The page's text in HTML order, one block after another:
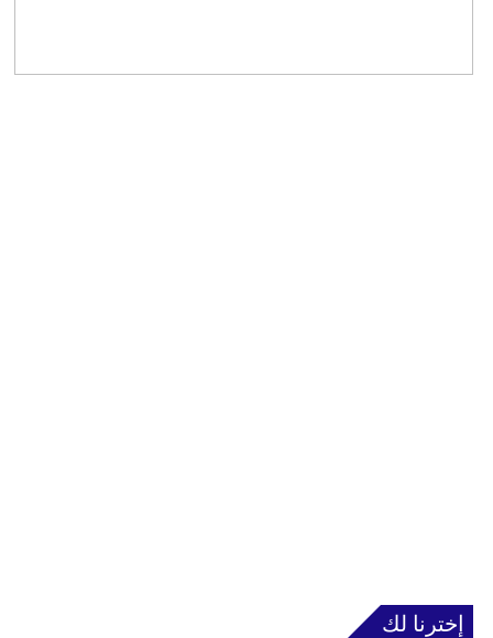
إخترنا لك